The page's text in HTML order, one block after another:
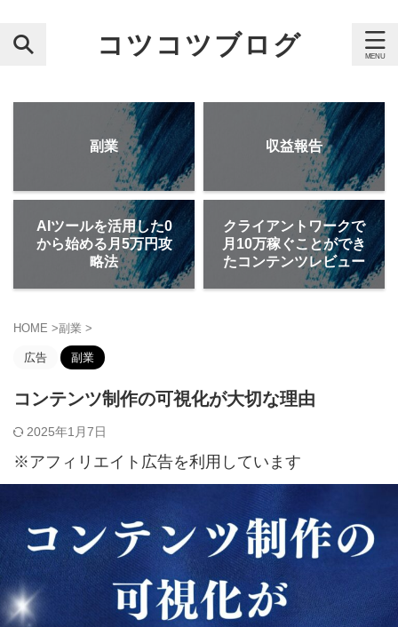
コツコツブログ
副業 収益報告
AIツールを活用した0
から始める月5万円攻
略法
クライアントワークで
月10万稼ぐことができ
たコンテンツレビュー
HOME >副業 >
広告 副業
コンテンツ制作の可視化が大切な理由
2025年1月7日
※アフィリエイト広告を利用しています